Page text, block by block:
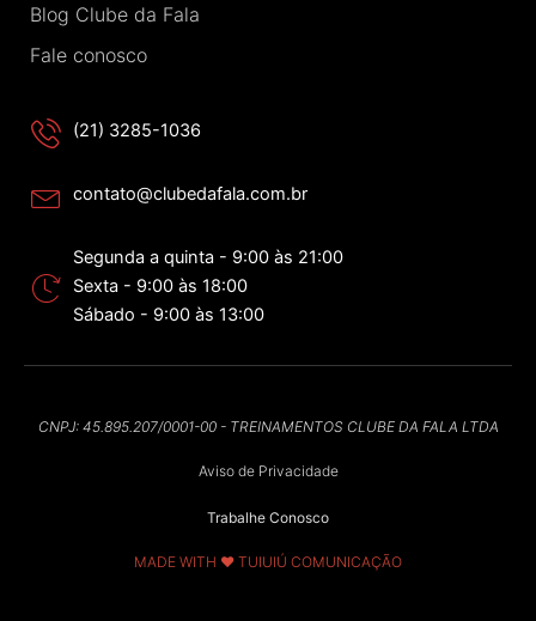
Blog Clube da Fala
Fale conosco
(21) 3285-1036
contato@clubedafala.com.br
Segunda a quinta - 9:00 às 21:00
Sexta - 9:00 às 18:00
Sábado - 9:00 às 13:00
CNPJ: 45.895.207/0001-00 - TREINAMENTOS CLUBE DA FALA LTDA
Aviso de Privacidade
Trabalhe Conosco
MADE WITH ❤ TUIUIÚ COMUNICAÇÃO